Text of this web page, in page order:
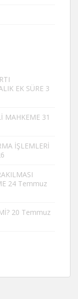
EK SÜRE 3
MAHKEME 31
İŞLEMLERİ
24 Temmuz
20 Temmuz